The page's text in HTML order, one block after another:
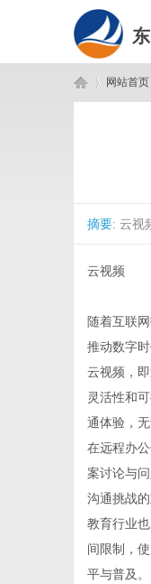
网站首页
摘要: 云视
云视频
随着互联
推动数字
云视频，
灵活性和
通体验，
在远程办
案讨论与
沟通挑战的
教育行业
间限制，
平与普及。